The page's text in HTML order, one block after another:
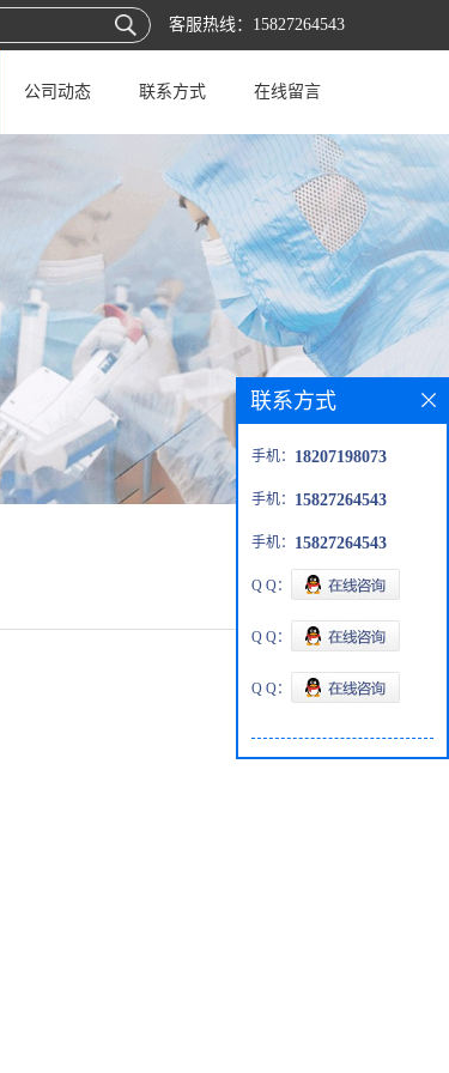
客服热线： 15827264543
公司动态 联系方式 在线留言
联系方式
手机： 18207198073
手机： 15827264543
手机： 15827264543
Q Q：
Q Q：
Q Q：